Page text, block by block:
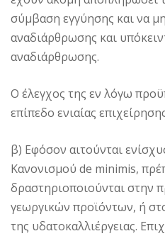
σύμβαση εγγύησης και να
αναδιάρθρωσης και
αναδιάρθρωσης.
Ο έλεγχος της εν λόγω
επίπεδο ενιαίας
β) Εφόσον αιτούνται
Κανονισμού de minimis,
δραστηριοποιούνται στην
γεωργικών προϊόντων, ή
της υδατοκαλλιέργειας.